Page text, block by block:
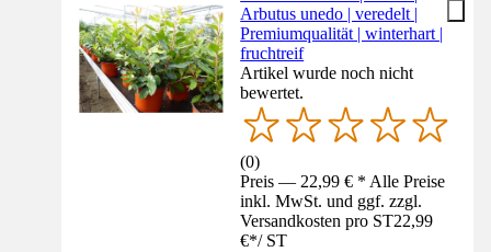
Arbutus unedo | veredelt |
Premiumqualität | winterhart |
fruchtreif
Artikel wurde noch nicht
bewertet.
(0)
Preis — 22,99 € * Alle Preise
inkl. MwSt. und ggf. zzgl.
Versandkosten pro ST22,99
€*/ ST